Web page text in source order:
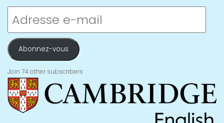
e-
mail
Abonnez-vous
Join 74 other subscribers